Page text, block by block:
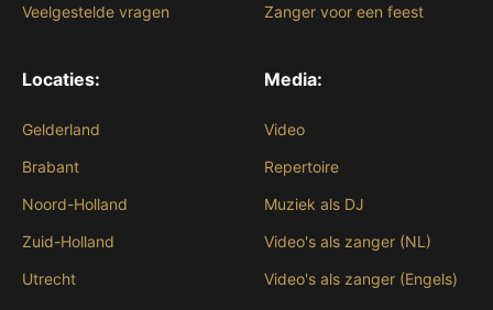
Veelgestelde vragen
Zanger voor een feest
Locaties:
Gelderland
Brabant
Noord-Holland
Zuid-Holland
Utrecht
Media:
Video
Repertoire
Muziek als DJ
Video's als zanger (NL)
Video's als zanger (Engels)